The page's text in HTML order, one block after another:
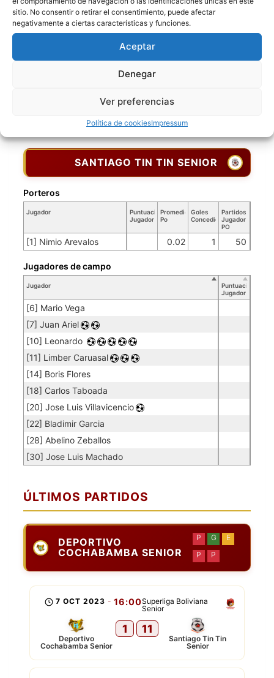
sitio. No consentir o retirar el consentimiento, puede afectar
negativamente a ciertas características y funciones.
Aceptar
Denegar
Ver preferencias
Política de cookiesImpressum
[8] Ferando Aguilar
[9] Ivan Pastor Vidal
[11] Daniel Lara U
[23] Luis Borja Gonzales
[23] Luis Borja G
SANTIAGO TIN TIN SENIOR
Jugador
Puntuación
Jugador
Promedio
Po
Goles
Concedidos
Partidos
Jugador
PO
[1] Nimio Arevalos 0.02 1 50
Porteros
Jugador
Puntuación
Jugador
[6] Mario Vega
[7] Juan Ariel
[10] Leonardo
[11] Limber Caruasal
[14] Boris Flores
[18] Carlos Taboada
[20] Jose Luis Villavicencio
[22] Bladimir Garcia
[28] Abelino Zeballos
[30] Jose Luis Machado
Jugadores de campo
ÚLTIMOS PARTIDOS
DEPORTIVO
COCHABAMBA SENIOR
P G
E
P
P
Superliga Boliviana
Senior
7 OCT 2023 - 16:00
Deportivo
Cochabamba Senior
1 11
Santiago Tin Tin
Senior